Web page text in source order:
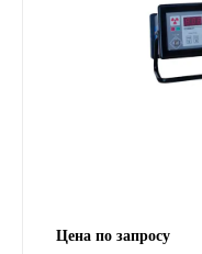
Цена по запросу